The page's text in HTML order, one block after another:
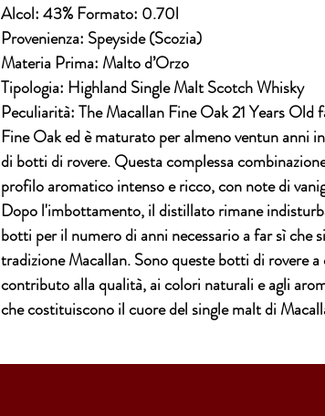
Alcol: 43%Formato: 0.70l
Provenienza: Speyside (Scozia)
Materia Prima: Malto d’Orzo
Tipologia: Highland Single Malt Scotch Whisky
Peculiarità: The Macallan Fine Oak 21 Years Old
Fine Oak ed è maturato per almeno ventun anni
di botti di rovere. Questa complessa
profilo aromatico intenso e ricco, con note di
Dopo l'imbottamento, il distillato rimane
botti per il numero di anni necessario a far sì che
tradizione Macallan. Sono queste botti di rovere
contributo alla qualità, ai colori naturali e agli
che costituiscono il cuore del single malt di